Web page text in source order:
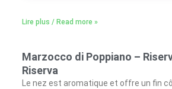
Lire plus / Read more »
Marzocco di Poppiano –
Riserva
Le nez est aromatique et offre un fin